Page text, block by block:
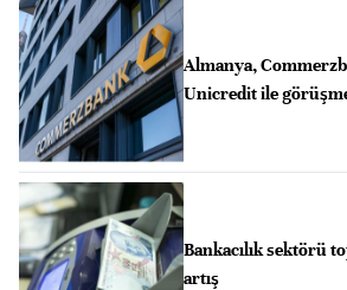
Almanya,
Unicredit ile
Bankacılık sektörü
artış